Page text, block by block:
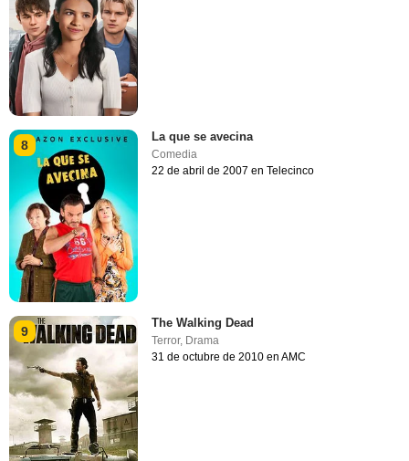
8
La que se avecina
Comedia
22 de abril de 2007 en Telecinco
9
The Walking Dead
Terror, Drama
31 de octubre de 2010 en AMC